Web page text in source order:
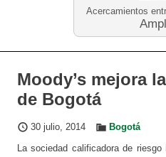
Acercamientos
Moody’s mejora
de Bogotá
30 julio, 2014 Bogotá
La sociedad calificadora de